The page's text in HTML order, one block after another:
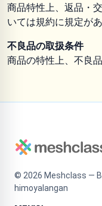
商品特性上、返品・
いては規約に規定があ
不良品の取扱条件
商品の特性上、不良
© 2026 Meshclass —
himoyalangan